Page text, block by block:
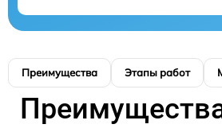
Преимущества Этапы работ